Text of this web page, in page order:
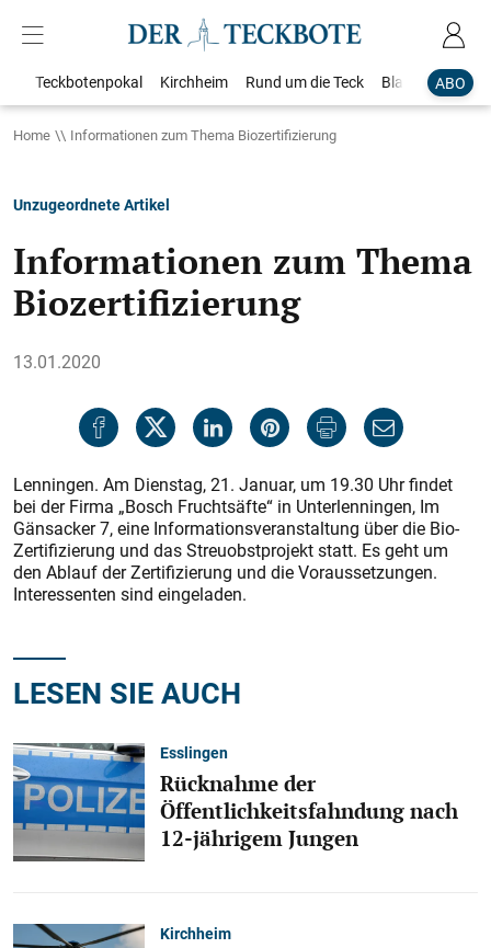
ABO
Teckbotenpokal Kirchheim Rund um die Teck Blaulicht
Home Informationen zum Thema Biozertifizierung
Unzugeordnete Artikel
Informationen zum Thema
Biozertifizierung
13.01.2020
Lenningen. Am Dienstag, 21. Januar, um 19.30 Uhr findet
bei der Firma „Bosch Fruchtsäfte“ in Unterlenningen, Im
Gänsacker 7, eine Informationsveranstaltung über die Bio-
Zertifizierung und das Streuobstprojekt statt. Es geht um
den Ablauf der Zertifizierung und die Voraussetzungen.
Interessenten sind eingeladen.
LESEN SIE AUCH
Esslingen
Rücknahme der
Öffentlichkeitsfahndung nach
12-jährigem Jungen
Kirchheim